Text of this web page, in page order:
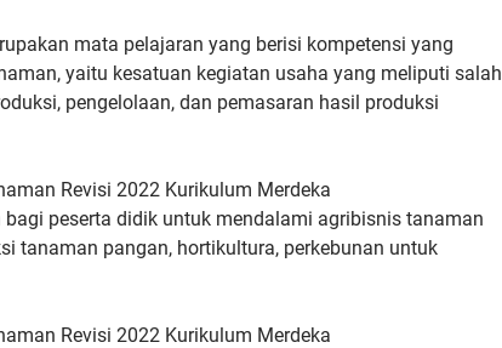
mata pelajaran yang berisi kompetensi yang
yaitu kesatuan kegiatan usaha yang meliputi salah
pengelolaan, dan pemasaran hasil produksi
Revisi 2022 Kurikulum Merdeka
peserta didik untuk mendalami agribisnis tanaman
tanaman pangan, hortikultura, perkebunan untuk
Revisi 2022 Kurikulum Merdeka